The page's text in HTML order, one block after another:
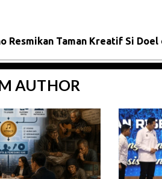
Resmikan Taman Kreatif Si Doel
AUTHOR